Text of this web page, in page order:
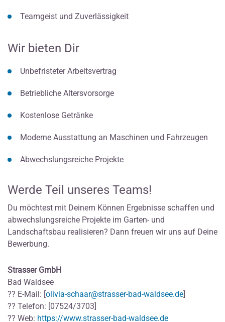
Teamgeist und Zuverlässigkeit
Wir bieten Dir
Unbefristeter Arbeitsvertrag
Betriebliche Altersvorsorge
Kostenlose Getränke
Moderne Ausstattung an Maschinen und Fahrzeugen
Abwechslungsreiche Projekte
Werde Teil unseres Teams!
Du möchtest mit Deinem Können Ergebnisse schaffen und
abwechslungsreiche Projekte im Garten- und
Landschaftsbau realisieren? Dann freuen wir uns auf Deine
Bewerbung.
Strasser GmbH
Bad Waldsee
?? E-Mail: [olivia-schaar@strasser-bad-waldsee.de]
?? Telefon: [07524/3703]
?? Web: https://www.strasser-bad-waldsee.de